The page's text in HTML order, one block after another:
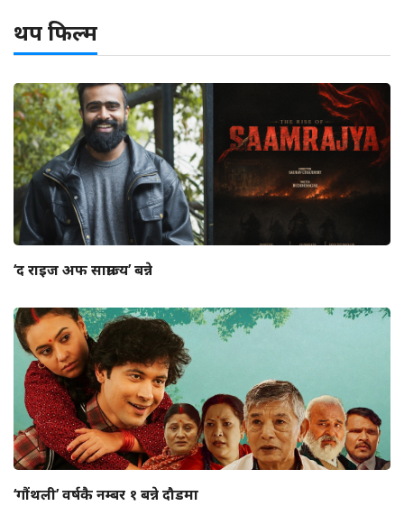
थप फिल्म
‘द राइज अफ साम्राज्य’ बन्ने
‘गौंथली’ वर्षकै नम्बर १ बन्ने दौडमा